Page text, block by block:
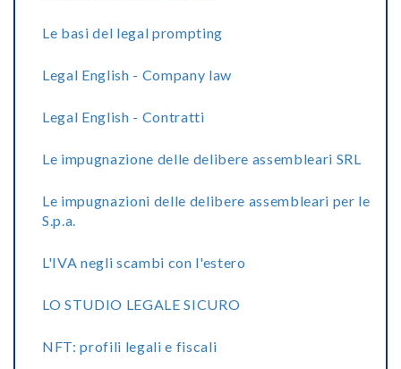
Le basi del legal prompting
Legal English - Company law
Legal English - Contratti
Le impugnazione delle delibere assembleari SRL
Le impugnazioni delle delibere assembleari per le
S.p.a.
L'IVA negli scambi con l'estero
LO STUDIO LEGALE SICURO
NFT: profili legali e fiscali